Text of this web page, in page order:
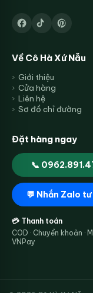
Về Cô Hà Xứ Nẫu
Giới thiệu
Cửa hàng
Liên hệ
Sơ đồ chỉ đường
Đặt hàng ngay
📞
💬 Nhắn Zalo tư
💳 Thanh toán
COD · Chuyển khoản ·
VNPay